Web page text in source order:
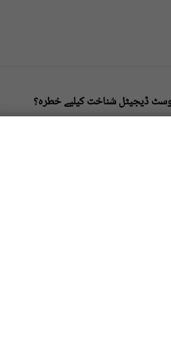
ڈیجیٹل شناخت کیلیے خطرہ؟
لازمی قرار
ملک گیر آگاہی مہم!
کیلیے کیسے خطرناک ثابت ہورہی ہے؟